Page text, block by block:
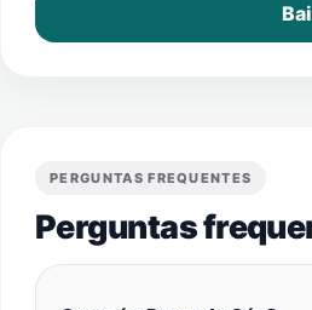
PERGUNTAS FREQUENTES
Perguntas